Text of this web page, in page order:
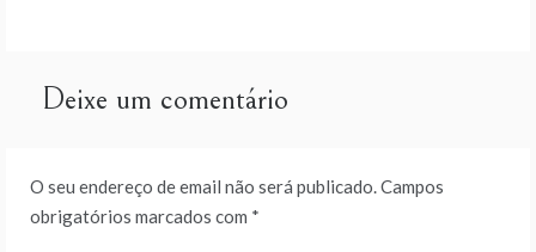
Deixe um comentário
O seu endereço de email não será publicado.Campos
obrigatórios marcados com *